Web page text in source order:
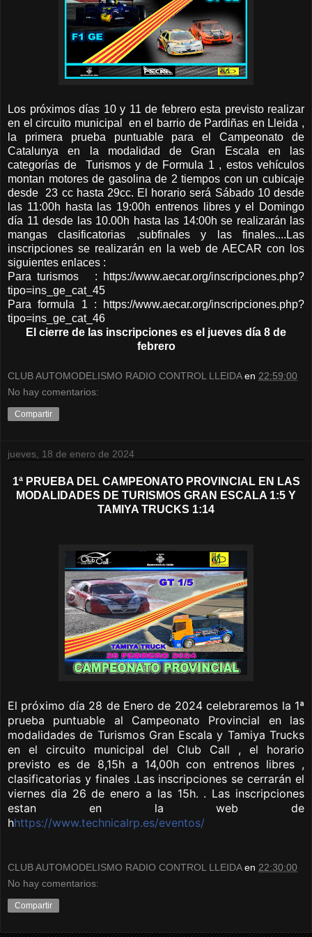
Los próximos días 10 y 11 de febrero esta previsto realizar
en el circuito municipal en el barrio de Pardiñas en Lleida ,
la primera prueba puntuable para el Campeonato de
Catalunya en la modalidad de Gran Escala en las
categorías de Turismos y de Formula 1 , estos vehículos
montan motores de gasolina de 2 tiempos con un cubicaje
desde 23 cc hasta 29cc. El horario será Sábado 10 desde
las 11:00h hasta las 19:00h entrenos libres y el Domingo
día 11 desde las 10.00h hasta las 14:00h se realizarán las
mangas clasificatorias ,subfinales y las finales....Las
inscripciones se realizarán en la web de AECAR con los
siguientes enlaces :
Para turismos : https://www.aecar.org/inscripciones.php?
tipo=ins_ge_cat_45
Para formula 1 : https://www.aecar.org/inscripciones.php?
tipo=ins_ge_cat_46
El cierre de las inscripciones es el jueves día 8 de
febrero
CLUB AUTOMODELISMO RADIO CONTROL LLEIDA en 22:59:00
No hay comentarios:
Compartir
jueves, 18 de enero de 2024
1ª PRUEBA DEL CAMPEONATO PROVINCIAL EN LAS
MODALIDADES DE TURISMOS GRAN ESCALA 1:5 Y
TAMIYA TRUCKS 1:14
El próximo día 28 de Enero de 2024 celebraremos la 1ª
prueba puntuable al Campeonato Provincial en las
modalidades de Turismos Gran Escala y Tamiya Trucks
en el circuito municipal del Club Call , el horario
previsto es de 8,15h a 14,00h con entrenos libres ,
clasificatorias y finales .Las inscripciones se cerrarán el
viernes dia 26 de enero a las 15h. . Las inscripciones
estan en la web de
hhttps://www.technicalrp.es/eventos/
CLUB AUTOMODELISMO RADIO CONTROL LLEIDA en 22:30:00
No hay comentarios:
Compartir